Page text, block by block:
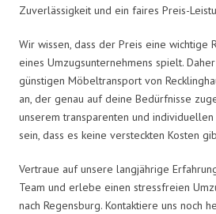
Zuverlässigkeit und ein faires Preis-
Wir wissen, dass der Preis eine wichtige
eines Umzugsunternehmens spielt.
günstigen Möbeltransport von
an, der genau auf deine Bedürfnisse
unserem transparenten und
sein, dass es keine versteckten Kosten
Vertraue auf unsere langjährige
Team und erlebe einen stressfreien
nach Regensburg. Kontaktiere uns noch